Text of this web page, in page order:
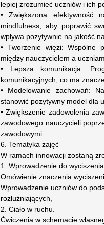
lepiej zrozumieć uczniów i ich
• Zwiększona efektywność
mindfulness, aby poprawić
wpływa pozytywnie na jakość
• Tworzenie więzi: Wspólne
między nauczycielem a
• Lepsza komunikacja:
komunikacyjnych, co ma
• Modelowanie zachowań:
stanowić pozytywny model dla
• Zwiększenie zadowolenia
zawodowego nauczycieli
zawodowymi.
6. Tematyka zajęć
W ramach innowacji zostaną
1. Wprowadzenie do
Omówienie znaczenia
Wprowadzenie uczniów do
rozluźniających,
2. Ciało w ruchu.
Ćwiczenia w schemacie